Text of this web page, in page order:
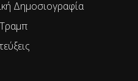
Δημοσιογραφία
Τραμπ